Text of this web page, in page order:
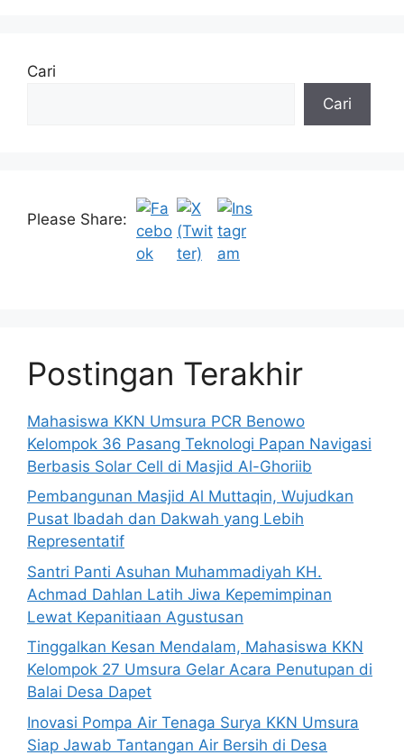
Cari
Cari
Please Share:
Postingan Terakhir
Mahasiswa KKN Umsura PCR Benowo
Kelompok 36 Pasang Teknologi Papan Navigasi
Berbasis Solar Cell di Masjid Al-Ghoriib
Pembangunan Masjid Al Muttaqin, Wujudkan
Pusat Ibadah dan Dakwah yang Lebih
Representatif
Santri Panti Asuhan Muhammadiyah KH.
Achmad Dahlan Latih Jiwa Kepemimpinan
Lewat Kepanitiaan Agustusan
Tinggalkan Kesan Mendalam, Mahasiswa KKN
Kelompok 27 Umsura Gelar Acara Penutupan di
Balai Desa Dapet
Inovasi Pompa Air Tenaga Surya KKN Umsura
Siap Jawab Tantangan Air Bersih di Desa